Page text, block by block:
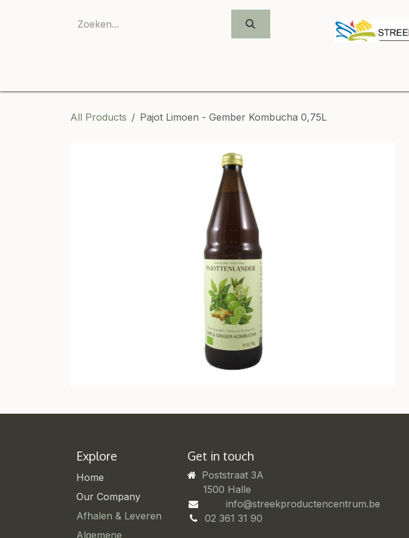
All Products Pajot Limoen - Gember Kombucha 0,75L
Explore
Home
Our Company
Afhalen & Leveren
Algemene
Get in touch
Poststraat 3A
​1500 Halle
info@streekproductencentrum.be
02 361 31 90